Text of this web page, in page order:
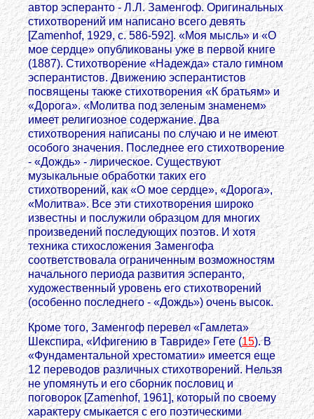
автор эсперанто - Л.Л. Заменгоф. Оригинальных
стихотворений им написано всего девять
[Zamenhof, 1929, с. 586-592]. «Моя мысль» и «О
мое сердце» опубликованы уже в первой книге
(1887). Стихотворение «Надежда» стало гимном
эсперантистов. Движению эсперантистов
посвящены также стихотворения «К братьям» и
«Дорога». «Молитва под зеленым знаменем»
имеет религиозное содержание. Два
стихотворения написаны по случаю и не имеют
особого значения. Последнее его стихотворение
- «Дождь» - лирическое. Существуют
музыкальные обработки таких его
стихотворений, как «О мое сердце», «Дорога»,
«Молитва». Все эти стихотворения широко
известны и послужили образцом для многих
произведений последующих поэтов. И хотя
техника стихосложения Заменгофа
соответствовала ограниченным возможностям
начального периода развития эсперанто,
художественный уровень его стихотворений
(особенно последнего - «Дождь») очень высок.
Кроме того, Заменгоф перевел «Гамлета»
Шекспира, «Ифигению в Тавриде» Гете (15). В
«Фундаментальной хрестоматии» имеется еще
12 переводов различных стихотворений. Нельзя
не упомянуть и его сборник пословиц и
поговорок [Zamenhof, 1961], который по своему
характеру смыкается с его поэтическими